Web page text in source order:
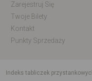
Zarejestruj Się
Twoje Bilety
Kontakt
Punkty Sprzedaży
indeks tabliczek